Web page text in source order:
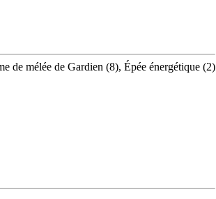
de mélée de Gardien (8), Épée énergétique (2)